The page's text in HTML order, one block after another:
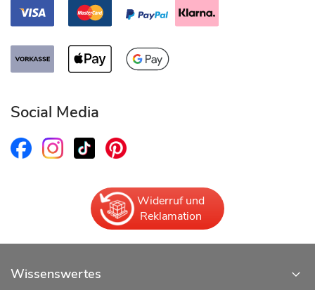
Social Media
Widerruf und
Reklamation
Wissenswertes